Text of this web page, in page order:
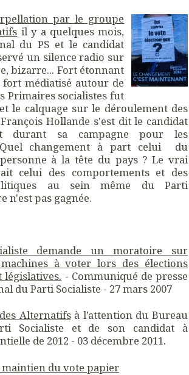
par le groupe
il y a quelques mois,
du PS et le candidat
un silence radio sur
bizarre... Fort étonnant
fort médiatisé autour de
Primaires socialistes fut
le calquage sur le déroulement des
Hollande s'est dit le candidat
durant sa campagne pour les
Quel changement à part celui du
à la tête du pays ? Le vrai
celui des comportements et des
au sein même du Parti
n'est pas gagnée.
demande un moratoire sur
à voter lors des élections
législatives. - Communiqué de presse
du Parti Socialiste - 27 mars 2007
Alternatifsà l’attention du Bureau
Socialiste et de son candidat à
de 2012 - 03 décembre 2011.
du vote papier